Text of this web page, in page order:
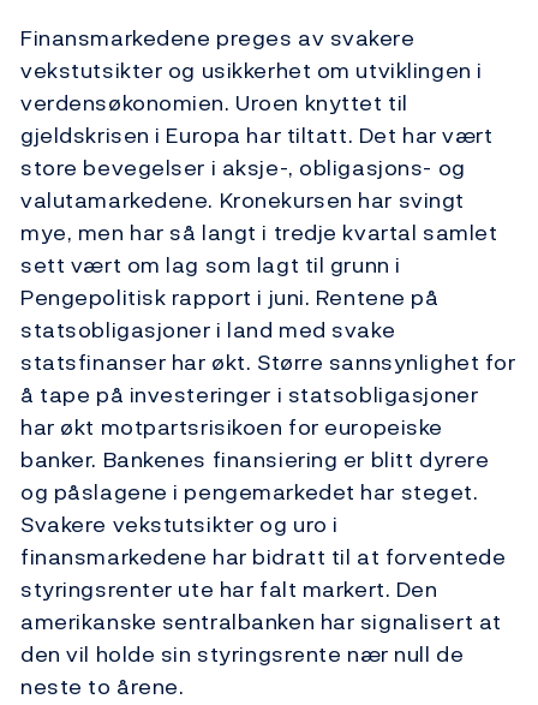
Finansmarkedene preges av svakere
vekstutsikter og usikkerhet om utviklingen i
verdensøkonomien. Uroen knyttet til
gjeldskrisen i Europa har tiltatt. Det har vært
store bevegelser i aksje-, obligasjons- og
valutamarkedene. Kronekursen har svingt
mye, men har så langt i tredje kvartal samlet
sett vært om lag som lagt til grunn i
Pengepolitisk rapport i juni. Rentene på
statsobligasjoner i land med svake
statsfinanser har økt. Større sannsynlighet for
å tape på investeringer i statsobligasjoner
har økt motpartsrisikoen for europeiske
banker. Bankenes finansiering er blitt dyrere
og påslagene i pengemarkedet har steget.
Svakere vekstutsikter og uro i
finansmarkedene har bidratt til at forventede
styringsrenter ute har falt markert. Den
amerikanske sentralbanken har signalisert at
den vil holde sin styringsrente nær null de
neste to årene.